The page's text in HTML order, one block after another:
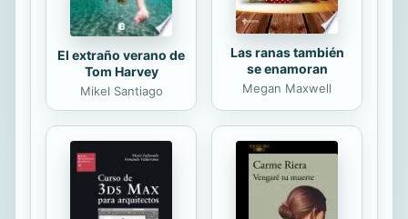
El extraño verano de
Tom Harvey
Mikel Santiago
Las ranas también
se enamoran
Megan Maxwell